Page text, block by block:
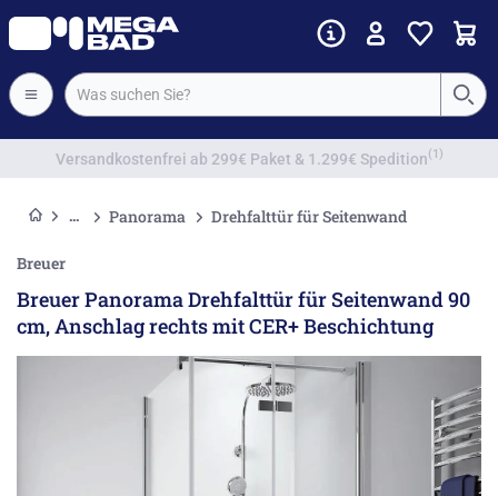
Vorkassenrabatt
Panorama Drehfalttür für Seitenwand
Breuer
Breuer Panorama Drehfalttür für Seitenwand 90
cm, Anschlag rechts mit CER+ Beschichtung